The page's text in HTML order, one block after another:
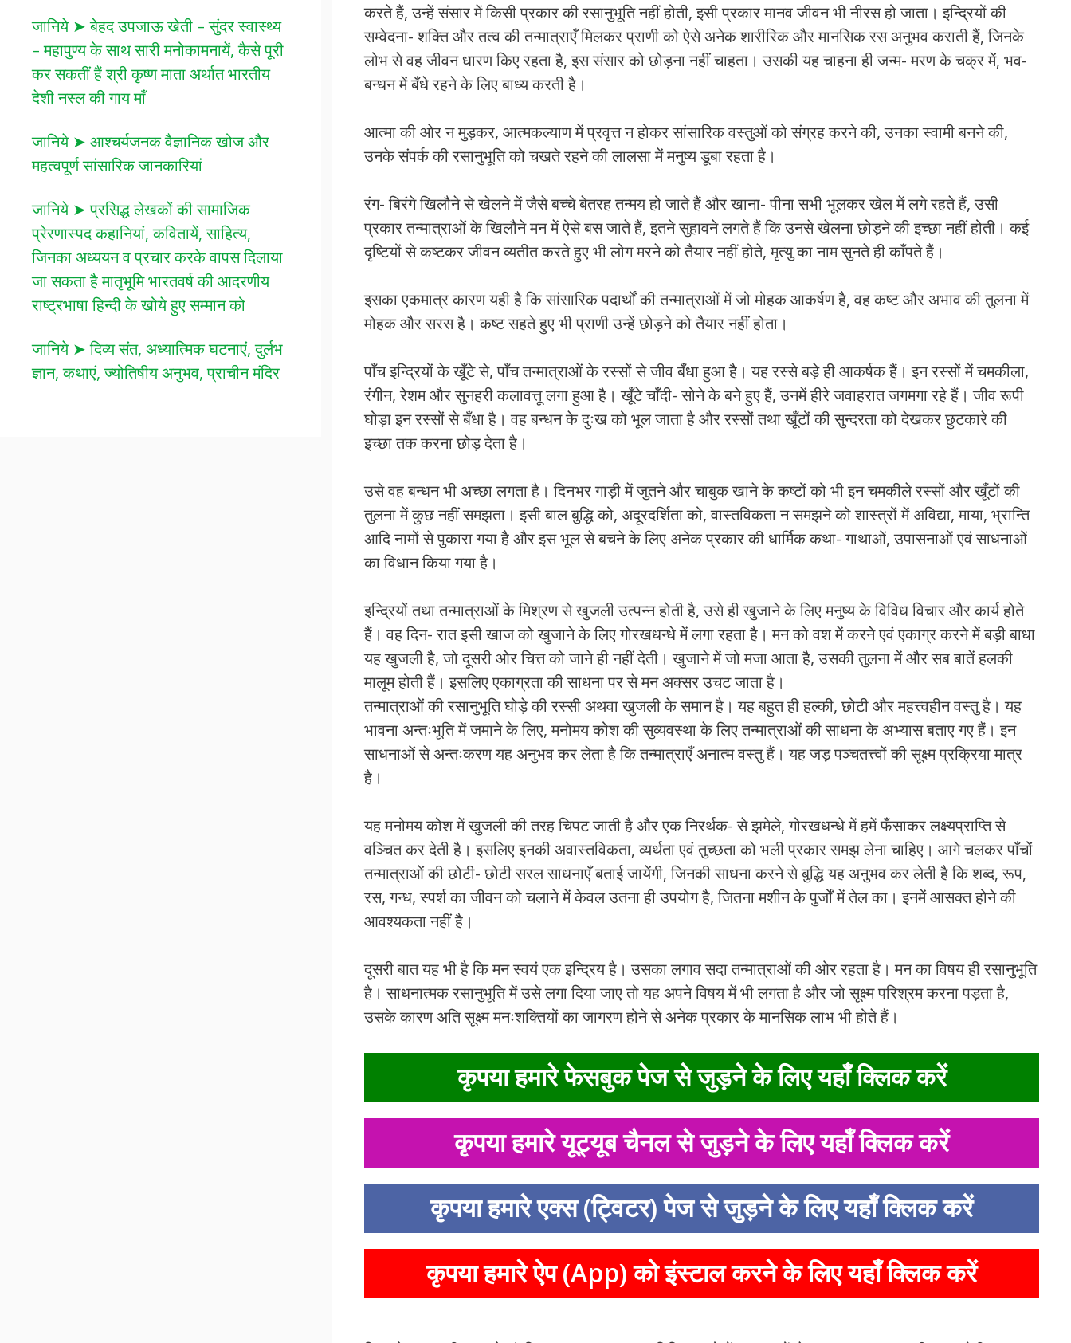
करते हैं, उन्हें संसार में किसी प्रकार की रसानुभूति नहीं होती, इसी प्रकार मानव जीवन भी नीरस हो जाता। इन्द्रियों की
सम्वेदना- शक्ति और तत्व की तन्मात्राएँ मिलकर प्राणी को ऐसे अनेक शारीरिक और मानसिक रस अनुभव कराती हैं, जिनके
लोभ से वह जीवन धारण किए रहता है, इस संसार को छोड़ना नहीं चाहता। उसकी यह चाहना ही जन्म- मरण के चक्र में, भव-
बन्धन में बँधे रहने के लिए बाध्य करती है।
आत्मा की ओर न मुड़कर, आत्मकल्याण में प्रवृत्त न होकर सांसारिक वस्तुओं को संग्रह करने की, उनका स्वामी बनने की,
उनके संपर्क की रसानुभूति को चखते रहने की लालसा में मनुष्य डूबा रहता है।
रंग- बिरंगे खिलौने से खेलने में जैसे बच्चे बेतरह तन्मय हो जाते हैं और खाना- पीना सभी भूलकर खेल में लगे रहते हैं, उसी
प्रकार तन्मात्राओं के खिलौने मन में ऐसे बस जाते हैं, इतने सुहावने लगते हैं कि उनसे खेलना छोड़ने की इच्छा नहीं होती। कई
दृष्टियों से कष्टकर जीवन व्यतीत करते हुए भी लोग मरने को तैयार नहीं होते, मृत्यु का नाम सुनते ही काँपते हैं।
इसका एकमात्र कारण यही है कि सांसारिक पदार्थों की तन्मात्राओं में जो मोहक आकर्षण है, वह कष्ट और अभाव की तुलना में
मोहक और सरस है। कष्ट सहते हुए भी प्राणी उन्हें छोड़ने को तैयार नहीं होता।
पाँच इन्द्रियों के खूँटे से, पाँच तन्मात्राओं के रस्सों से जीव बँधा हुआ है। यह रस्से बड़े ही आकर्षक हैं। इन रस्सों में चमकीला,
रंगीन, रेशम और सुनहरी कलावत्तू लगा हुआ है। खूँटे चाँदी- सोने के बने हुए हैं, उनमें हीरे जवाहरात जगमगा रहे हैं। जीव रूपी
घोड़ा इन रस्सों से बँधा है। वह बन्धन के दुःख को भूल जाता है और रस्सों तथा खूँटों की सुन्दरता को देखकर छुटकारे की
इच्छा तक करना छोड़ देता है।
उसे वह बन्धन भी अच्छा लगता है। दिनभर गाड़ी में जुतने और चाबुक खाने के कष्टों को भी इन चमकीले रस्सों और खूँटों की
तुलना में कुछ नहीं समझता। इसी बाल बुद्धि को, अदूरदर्शिता को, वास्तविकता न समझने को शास्त्रों में अविद्या, माया, भ्रान्ति
आदि नामों से पुकारा गया है और इस भूल से बचने के लिए अनेक प्रकार की धार्मिक कथा- गाथाओं, उपासनाओं एवं साधनाओं
का विधान किया गया है।
इन्द्रियों तथा तन्मात्राओं के मिश्रण से खुजली उत्पन्न होती है, उसे ही खुजाने के लिए मनुष्य के विविध विचार और कार्य होते
हैं। वह दिन- रात इसी खाज को खुजाने के लिए गोरखधन्धे में लगा रहता है। मन को वश में करने एवं एकाग्र करने में बड़ी बाधा
यह खुजली है, जो दूसरी ओर चित्त को जाने ही नहीं देती। खुजाने में जो मजा आता है, उसकी तुलना में और सब बातें हलकी
मालूम होती हैं। इसलिए एकाग्रता की साधना पर से मन अक्सर उचट जाता है।
तन्मात्राओं की रसानुभूति घोड़े की रस्सी अथवा खुजली के समान है। यह बहुत ही हल्की, छोटी और महत्त्वहीन वस्तु है। यह
भावना अन्तःभूति में जमाने के लिए, मनोमय कोश की सुव्यवस्था के लिए तन्मात्राओं की साधना के अभ्यास बताए गए हैं। इन
साधनाओं से अन्तःकरण यह अनुभव कर लेता है कि तन्मात्राएँ अनात्म वस्तु हैं। यह जड़ पञ्चतत्त्वों की सूक्ष्म प्रक्रिया मात्र
है।
यह मनोमय कोश में खुजली की तरह चिपट जाती है और एक निरर्थक- से झमेले, गोरखधन्धे में हमें फँसाकर लक्ष्यप्राप्ति से
वञ्चित कर देती है। इसलिए इनकी अवास्तविकता, व्यर्थता एवं तुच्छता को भली प्रकार समझ लेना चाहिए। आगे चलकर पाँचों
तन्मात्राओं की छोटी- छोटी सरल साधनाएँ बताई जायेंगी, जिनकी साधना करने से बुद्धि यह अनुभव कर लेती है कि शब्द, रूप,
रस, गन्ध, स्पर्श का जीवन को चलाने में केवल उतना ही उपयोग है, जितना मशीन के पुर्जों में तेल का। इनमें आसक्त होने की
आवश्यकता नहीं है।
दूसरी बात यह भी है कि मन स्वयं एक इन्द्रिय है। उसका लगाव सदा तन्मात्राओं की ओर रहता है। मन का विषय ही रसानुभूति
है। साधनात्मक रसानुभूति में उसे लगा दिया जाए तो यह अपने विषय में भी लगता है और जो सूक्ष्म परिश्रम करना पड़ता है,
उसके कारण अति सूक्ष्म मनःशक्तियों का जागरण होने से अनेक प्रकार के मानसिक लाभ भी होते हैं।
कृपया हमारे फेसबुक पेज से जुड़ने के लिए यहाँ क्लिक करें
कृपया हमारे यूट्यूब चैनल से जुड़ने के लिए यहाँ क्लिक करें
कृपया हमारे एक्स (ट्विटर) पेज से जुड़ने के लिए यहाँ क्लिक करें
कृपया हमारे ऐप (App) को इंस्टाल करने के लिए यहाँ क्लिक करें
जानिये ➤ बेहद उपजाऊ खेती – सुंदर स्वास्थ्य
– महापुण्य के साथ सारी मनोकामनायें, कैसे पूरी
कर सकतीं हैं श्री कृष्ण माता अर्थात भारतीय
देशी नस्ल की गाय माँ
जानिये ➤ आश्चर्यजनक वैज्ञानिक खोज और
महत्वपूर्ण सांसारिक जानकारियां
जानिये ➤ प्रसिद्ध लेखकों की सामाजिक
प्रेरणास्पद कहानियां, कवितायें, साहित्य,
जिनका अध्ययन व प्रचार करके वापस दिलाया
जा सकता है मातृभूमि भारतवर्ष की आदरणीय
राष्ट्रभाषा हिन्दी के खोये हुए सम्मान को
जानिये ➤ दिव्य संत, अध्यात्मिक घटनाएं, दुर्लभ
ज्ञान, कथाएं, ज्योतिषीय अनुभव, प्राचीन मंदिर